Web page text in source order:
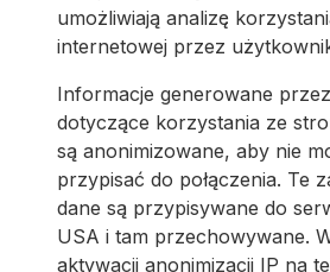
umożliwiają analizę
internetowej przez
Informacje generowane
dotyczące korzystania ze
są anonimizowane, aby nie
przypisać do połączenia. Te
dane są przypisywane do
USA i tam przechowywane.
aktywacji anonimizacji IP na